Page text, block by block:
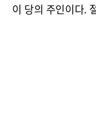
이 당의 주인이다.